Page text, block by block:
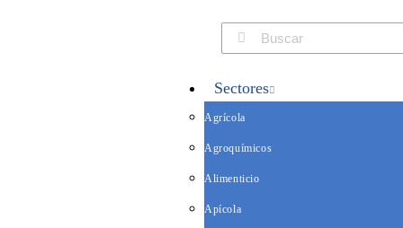
Sectores
Agrícola
Agroquímicos
Alimenticio
Apícola